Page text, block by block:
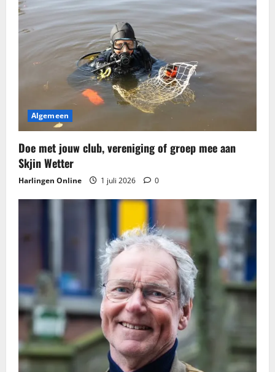
Algemeen
Doe met jouw club, vereniging of groep mee aan
Skjin Wetter
Harlingen Online 1 juli 2026 0